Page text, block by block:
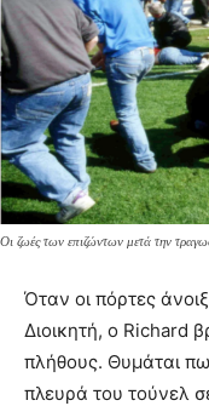
Οι ζωές των επιζώντων μετά την
Όταν οι πόρτες
Διοικητή, ο Richard
πλήθους. Θυμάται
πλευρά του τούνελ